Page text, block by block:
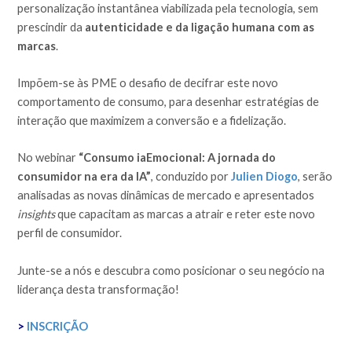
personalização instantânea viabilizada pela tecnologia, sem
prescindir da autenticidade e da ligação humana com as
marcas.
Impõem-se às PME o desafio de decifrar este novo
comportamento de consumo, para desenhar estratégias de
interação que maximizem a conversão e a fidelização.
No webinar “Consumo iaEmocional: A jornada do
consumidor na era da IA”, conduzido porJulien Diogo, serão
analisadas as novas dinâmicas de mercado e apresentados
insightsque capacitam as marcas a atrair e reter este novo
perfil de consumidor.
Junte-se a nós e descubra como posicionar o seu negócio na
liderança desta transformação!
> INSCRIÇÃO